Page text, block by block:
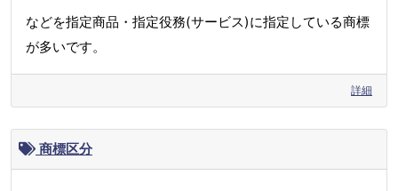
などを指定商品・指定役務(サービス)に指定している商標
が多いです。
詳細
商標区分